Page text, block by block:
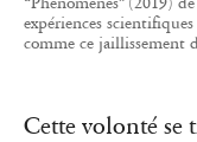
expériences
comme ce jaillissement
Cette volonté se